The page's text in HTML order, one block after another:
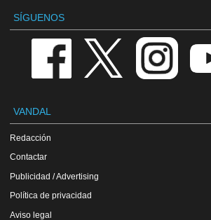
SÍGUENOS
VANDAL
Redacción
Contactar
Publicidad / Advertising
Política de privacidad
Aviso legal